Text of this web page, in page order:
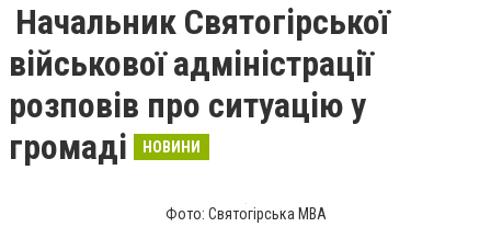
Начальник Святогірської
військової адміністрації
розповів про ситуацію у
громаді
НОВИНИ
Фото: Святогірська МВА